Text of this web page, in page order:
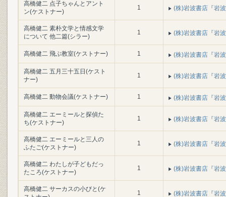
高橋健二 点子ちゃんとアント
ン(ケストナー)
1 (株)岩波書店『岩
高橋健二 素朴文学と情感文学
について 他二篇(シラー)
1 (株)岩波書店『岩
高橋健二 飛ぶ教室(ケストナー) 1 (株)岩波書店『岩
高橋健二 五月三十五日(ケスト
ナー)
1 (株)岩波書店『岩
高橋健二 動物会議(ケストナー) 1 (株)岩波書店『岩
高橋健二 エーミールと探偵た
ち(ケストナー)
1 (株)岩波書店『岩
高橋健二 エーミールと三人の
ふたご(ケストナー)
1 (株)岩波書店『岩
高橋健二 わたしが子どもだっ
たころ(ケストナー)
1 (株)岩波書店『岩
高橋健二 サーカスの小びと(ケ
1 (株)岩波書店『岩